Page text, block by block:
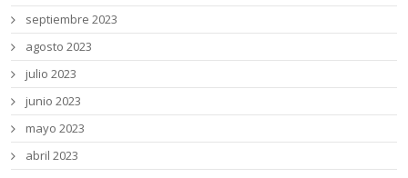
septiembre 2023
agosto 2023
julio 2023
junio 2023
mayo 2023
abril 2023